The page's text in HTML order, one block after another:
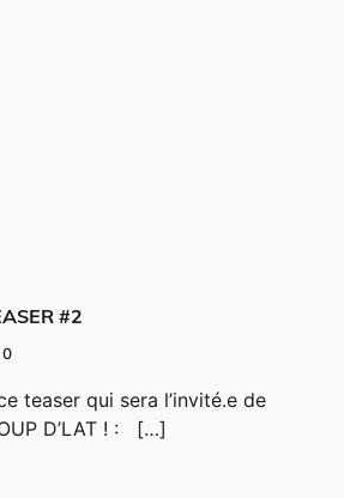
#2
0
teaser qui sera l’invité.e de
D’LAT ! : […]